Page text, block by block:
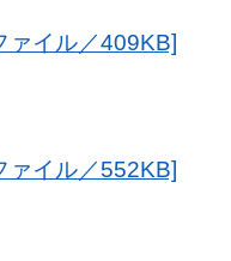
ァイル／409KB]
ァイル／552KB]